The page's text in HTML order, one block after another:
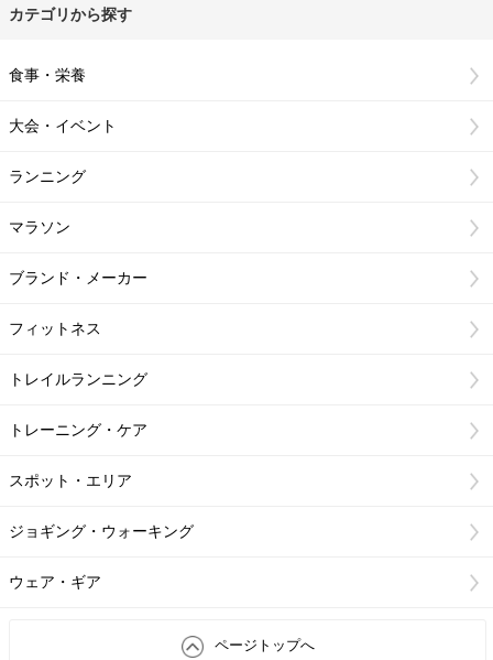
カテゴリから探す
食事・栄養
大会・イベント
ランニング
マラソン
ブランド・メーカー
フィットネス
トレイルランニング
トレーニング・ケア
スポット・エリア
ジョギング・ウォーキング
ウェア・ギア
ページトップへ